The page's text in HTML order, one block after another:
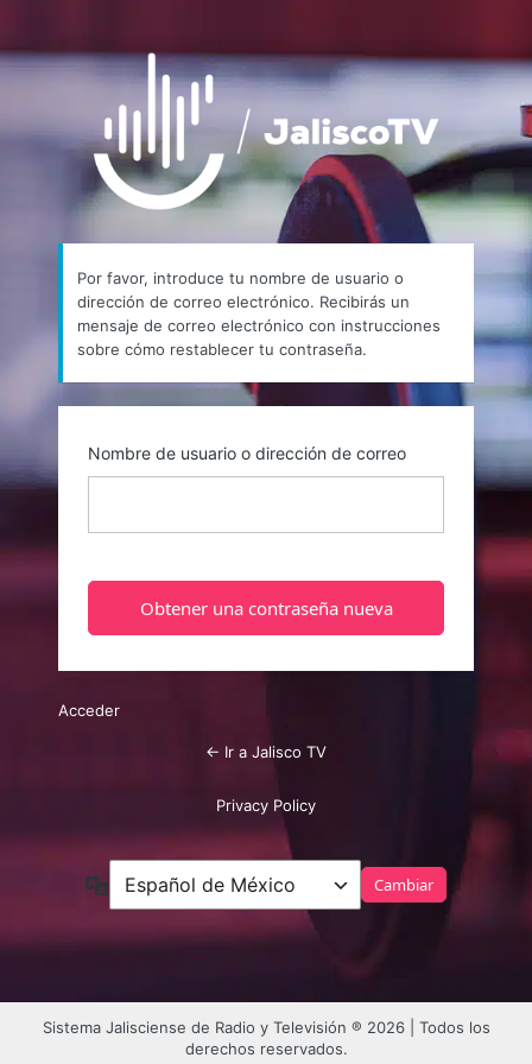
Contraseña
perdida
https://
Por favor, introduce tu nombre de usuario o
dirección de correo electrónico. Recibirás un
mensaje de correo electrónico con instrucciones
sobre cómo restablecer tu contraseña.
Nombre de usuario o dirección de correo
Acceder
← Ir a Jalisco TV
Privacy Policy
Idioma
Sistema Jalisciense de Radio y Televisión ® 2026 | Todos los
derechos reservados.